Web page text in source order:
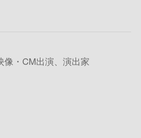
像・CM出演、演出家